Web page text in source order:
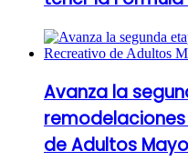
Avanza la
de Adultos